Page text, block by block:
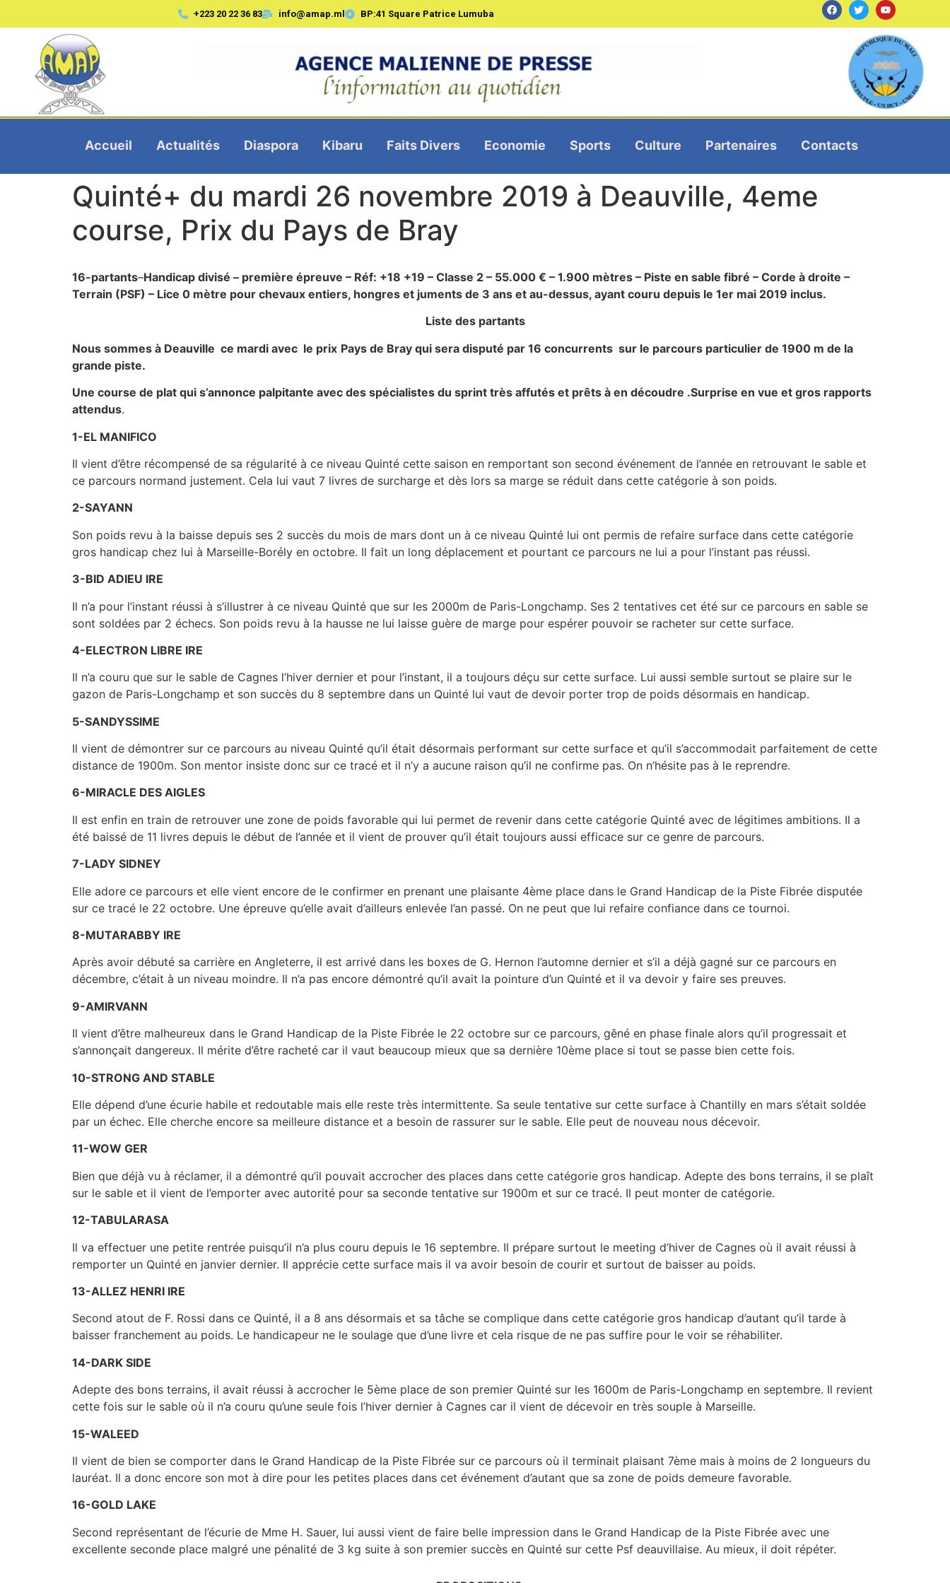
+223 20 22 36 83 info@amap.ml BP:41 Square Patrice Lumuba
Accueil Actualités Diaspora Kibaru Faits Divers Economie Sports Culture Partenaires Contacts
Quinté+ du mardi 26 novembre 2019 à Deauville, 4eme
course, Prix du Pays de Bray
16-partants–Handicap divisé – première épreuve – Réf: +18 +19 – Classe 2 – 55.000 € – 1.900 mètres – Piste en sable fibré – Corde à droite –
Terrain (PSF) – Lice 0 mètre pour chevaux entiers, hongres et juments de 3 ans et au-dessus, ayant couru depuis le 1er mai 2019 inclus.
Liste des partants
Nous sommes à Deauville ce mardi avec le prix Pays de Bray qui sera disputé par 16 concurrents sur le parcours particulier de 1900 m de la
grande piste.
Une course de plat qui s’annonce palpitante avec des spécialistes du sprint très affutés et prêts à en découdre .Surprise en vue et gros rapports
attendus.
1-EL MANIFICO
Il vient d’être récompensé de sa régularité à ce niveau Quinté cette saison en remportant son second événement de l’année en retrouvant le sable et
ce parcours normand justement. Cela lui vaut 7 livres de surcharge et dès lors sa marge se réduit dans cette catégorie à son poids.
2-SAYANN
Son poids revu à la baisse depuis ses 2 succès du mois de mars dont un à ce niveau Quinté lui ont permis de refaire surface dans cette catégorie
gros handicap chez lui à Marseille-Borély en octobre. Il fait un long déplacement et pourtant ce parcours ne lui a pour l’instant pas réussi.
3-BID ADIEU IRE
Il n’a pour l’instant réussi à s’illustrer à ce niveau Quinté que sur les 2000m de Paris-Longchamp. Ses 2 tentatives cet été sur ce parcours en sable se
sont soldées par 2 échecs. Son poids revu à la hausse ne lui laisse guère de marge pour espérer pouvoir se racheter sur cette surface.
4-ELECTRON LIBRE IRE
Il n’a couru que sur le sable de Cagnes l’hiver dernier et pour l’instant, il a toujours déçu sur cette surface. Lui aussi semble surtout se plaire sur le
gazon de Paris-Longchamp et son succès du 8 septembre dans un Quinté lui vaut de devoir porter trop de poids désormais en handicap.
5-SANDYSSIME
Il vient de démontrer sur ce parcours au niveau Quinté qu’il était désormais performant sur cette surface et qu’il s’accommodait parfaitement de cette
distance de 1900m. Son mentor insiste donc sur ce tracé et il n’y a aucune raison qu’il ne confirme pas. On n’hésite pas à le reprendre.
6-MIRACLE DES AIGLES
Il est enfin en train de retrouver une zone de poids favorable qui lui permet de revenir dans cette catégorie Quinté avec de légitimes ambitions. Il a
été baissé de 11 livres depuis le début de l’année et il vient de prouver qu’il était toujours aussi efficace sur ce genre de parcours.
7-LADY SIDNEY
Elle adore ce parcours et elle vient encore de le confirmer en prenant une plaisante 4ème place dans le Grand Handicap de la Piste Fibrée disputée
sur ce tracé le 22 octobre. Une épreuve qu’elle avait d’ailleurs enlevée l’an passé. On ne peut que lui refaire confiance dans ce tournoi.
8-MUTARABBY IRE
Après avoir débuté sa carrière en Angleterre, il est arrivé dans les boxes de G. Hernon l’automne dernier et s’il a déjà gagné sur ce parcours en
décembre, c’était à un niveau moindre. Il n’a pas encore démontré qu’il avait la pointure d’un Quinté et il va devoir y faire ses preuves.
9-AMIRVANN
Il vient d’être malheureux dans le Grand Handicap de la Piste Fibrée le 22 octobre sur ce parcours, gêné en phase finale alors qu’il progressait et
s’annonçait dangereux. Il mérite d’être racheté car il vaut beaucoup mieux que sa dernière 10ème place si tout se passe bien cette fois.
10-STRONG AND STABLE
Elle dépend d’une écurie habile et redoutable mais elle reste très intermittente. Sa seule tentative sur cette surface à Chantilly en mars s’était soldée
par un échec. Elle cherche encore sa meilleure distance et a besoin de rassurer sur le sable. Elle peut de nouveau nous décevoir.
11-WOW GER
Bien que déjà vu à réclamer, il a démontré qu’il pouvait accrocher des places dans cette catégorie gros handicap. Adepte des bons terrains, il se plaît
sur le sable et il vient de l’emporter avec autorité pour sa seconde tentative sur 1900m et sur ce tracé. Il peut monter de catégorie.
12-TABULARASA
Il va effectuer une petite rentrée puisqu’il n’a plus couru depuis le 16 septembre. Il prépare surtout le meeting d’hiver de Cagnes où il avait réussi à
remporter un Quinté en janvier dernier. Il apprécie cette surface mais il va avoir besoin de courir et surtout de baisser au poids.
13-ALLEZ HENRI IRE
Second atout de F. Rossi dans ce Quinté, il a 8 ans désormais et sa tâche se complique dans cette catégorie gros handicap d’autant qu’il tarde à
baisser franchement au poids. Le handicapeur ne le soulage que d’une livre et cela risque de ne pas suffire pour le voir se réhabiliter.
14-DARK SIDE
Adepte des bons terrains, il avait réussi à accrocher le 5ème place de son premier Quinté sur les 1600m de Paris-Longchamp en septembre. Il revient
cette fois sur le sable où il n’a couru qu’une seule fois l’hiver dernier à Cagnes car il vient de décevoir en très souple à Marseille.
15-WALEED
Il vient de bien se comporter dans le Grand Handicap de la Piste Fibrée sur ce parcours où il terminait plaisant 7ème mais à moins de 2 longueurs du
lauréat. Il a donc encore son mot à dire pour les petites places dans cet événement d’autant que sa zone de poids demeure favorable.
16-GOLD LAKE
Second représentant de l’écurie de Mme H. Sauer, lui aussi vient de faire belle impression dans le Grand Handicap de la Piste Fibrée avec une
excellente seconde place malgré une pénalité de 3 kg suite à son premier succès en Quinté sur cette Psf deauvillaise. Au mieux, il doit répéter.